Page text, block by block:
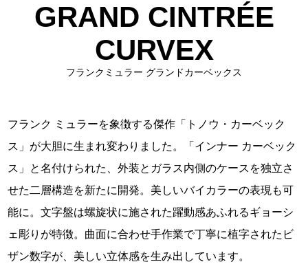
GRAND CINTRÉE
CURVEX
フランクミュラー グランドカーベックス
フランク ミュラーを象徴する傑作「トノウ・カーベック
ス」が大胆に生まれ変わりました。「インナー カーベック
ス」と名付けられた、外装とガラス内側のケースを独立さ
せた二層構造を新たに開発。美しいバイカラーの表現も可
能に。文字盤は螺旋状に施された躍動感あふれるギョーシ
ェ彫りが特徴。曲面に合わせ手作業で丁寧に植字されたビ
ザン数字が、美しい立体感を生み出しています。